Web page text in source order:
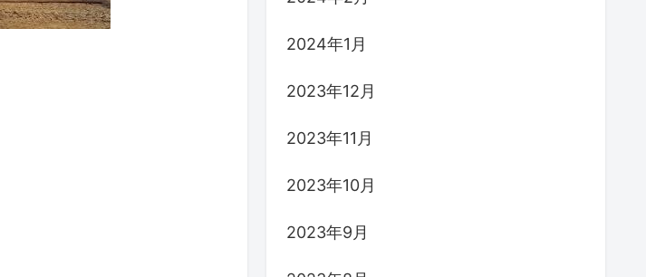
2024年1月
2023年12月
2023年11月
2023年10月
2023年9月